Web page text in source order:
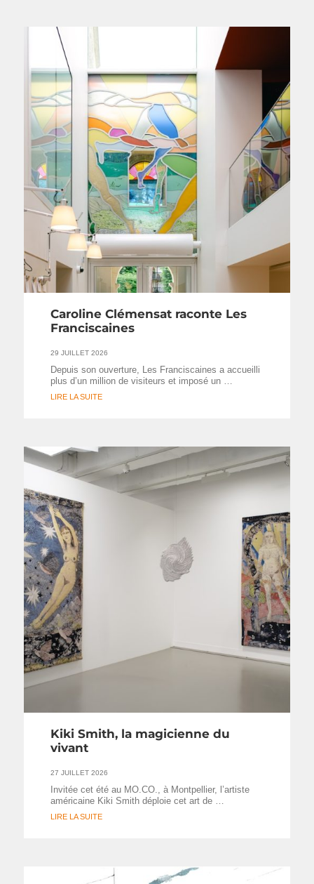
Caroline Clémensat raconte Les
Franciscaines
29 JUILLET 2026
Depuis son ouverture, Les Franciscaines a accueilli
plus d’un million de visiteurs et imposé un …
LIRE LA SUITE
Kiki Smith, la magicienne du
vivant
27 JUILLET 2026
Invitée cet été au MO.CO., à Montpellier, l’artiste
américaine Kiki Smith déploie cet art de …
LIRE LA SUITE